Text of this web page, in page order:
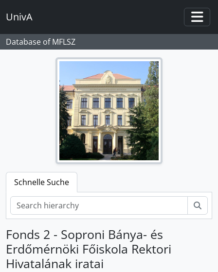
UnivA
Database of MFLSZ
Schnelle Suche
Fonds 2 - Soproni Bánya- és
Erdőmérnöki Főiskola Rektori
Hivatalának iratai